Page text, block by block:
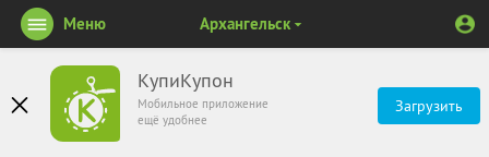
КупиКупон
Мобильное приложение
ещё удобнее
Загрузить
Меню Архангельск